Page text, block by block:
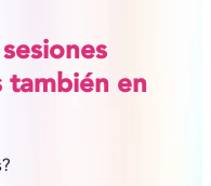
también en